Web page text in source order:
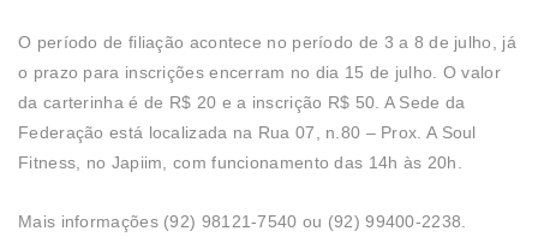
O período de filiação acontece no período de 3 a 8 de julho, já
o prazo para inscrições encerram no dia 15 de julho. O valor
da carterinha é de R$ 20 e a inscrição R$ 50. A Sede da
Federação está localizada na Rua 07, n.80 – Prox. A Soul
Fitness, no Japiim, com funcionamento das 14h às 20h.
Mais informações (92) 98121-7540 ou (92) 99400-2238.